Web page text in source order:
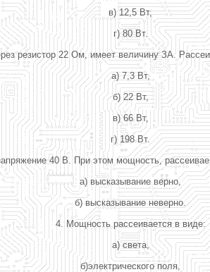
в) 12,5 Вт,
г) 80 Вт.
резистор 22 Ом, имеет величину ЗА.
а) 7,3 Вт,
б) 22 Вт,
в) 66 Вт,
г) 198 Вт.
40 В. При этом мощность,
а) высказывание верно,
б) высказывание неверно.
4. Мощность рассеивается в виде:
а) света,
б)электрического поля,